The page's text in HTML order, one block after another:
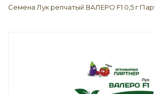
Семена Лук репчатый ВАЛЕРО F1 0,5 г